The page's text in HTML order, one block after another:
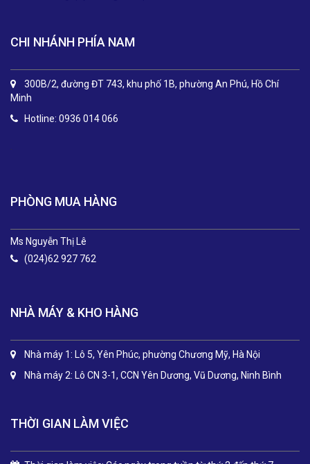
CHI NHÁNH PHÍA NAM
300B/2, đường ĐT 743, khu phố 1B, phường An Phú, Hồ Chí
Minh
Hotline: 0936 014 066
PHÒNG MUA HÀNG
Ms Nguyễn Thị Lê
(024)62 927 762
NHÀ MÁY & KHO HÀNG
Nhà máy 1: Lô 5, Yên Phúc, phường Chương Mỹ, Hà Nội
Nhà máy 2: Lô CN 3-1, CCN Yên Dương, Vũ Dương, Ninh Bình
THỜI GIAN LÀM VIỆC